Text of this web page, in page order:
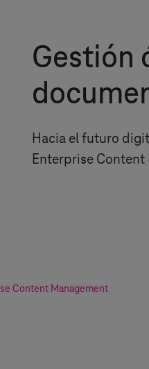
Gestión
Hacia el futuro
Enterprise
Content Management